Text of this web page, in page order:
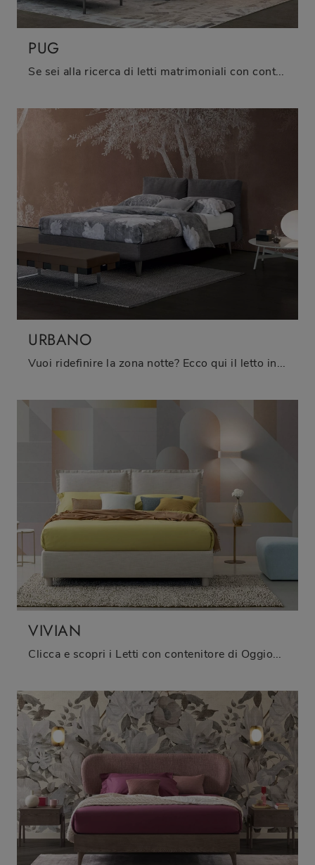
PUG
Se sei alla ricerca di letti matrimoniali con contenitore, eccoti il modello Pug in tessuto per completare la camera da letto.
URBANO
Vuoi ridefinire la zona notte? Ecco qui il letto in tessuto Urbano di Oggioni per spazi moderni.
VIVIAN
Clicca e scopri i Letti con contenitore di Oggioni! Il modello Vivian in tessuto ti sta aspettando nelle versioni matrimoniali.